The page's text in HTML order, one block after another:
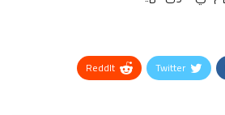
Twitter
ReddIt